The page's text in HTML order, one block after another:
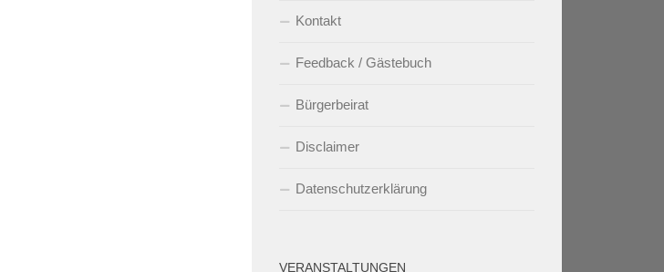
Kontakt
Feedback / Gästebuch
Bürgerbeirat
Disclaimer
Datenschutzerklärung
VERANSTALTUNGEN